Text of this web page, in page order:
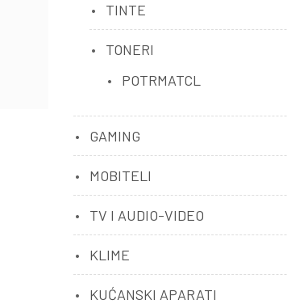
TINTE
TONERI
POTRMATCL
GAMING
MOBITELI
TV I AUDIO-VIDEO
KLIME
KUĆANSKI APARATI